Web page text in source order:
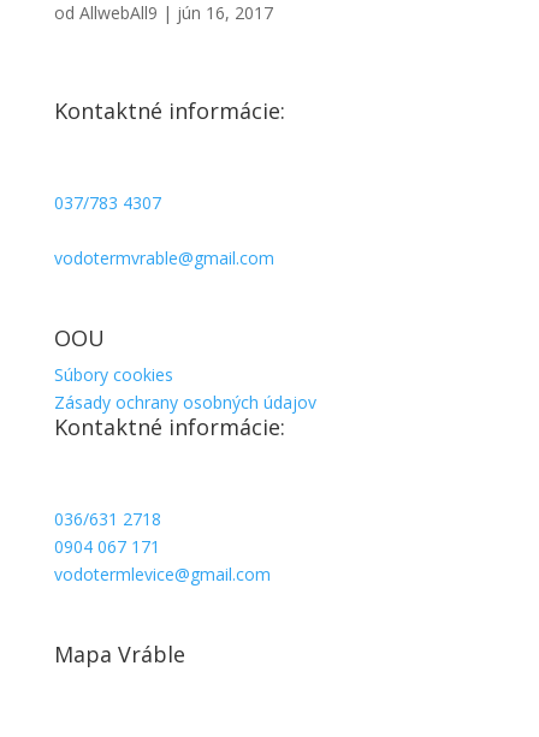
od AllwebAll9 | jún 16, 2017
Kontaktné informácie:
037/783 4307
vodotermvrable@gmail.com
OOU
Súbory cookies
Zásady ochrany osobných údajov
Kontaktné informácie:
036/631 2718
0904 067 171
vodotermlevice@gmail.com
Mapa Vráble